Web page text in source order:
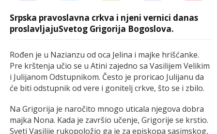
Srpska pravoslavna crkva i njeni vernici danas
proslavljajuSvetog Grigorija Bogoslova.
Rođen je u Nazianzu od oca Jelina i majke hrišćanke.
Pre krštenja učio se u Atini zajedno sa Vasilijem Velikim
i Julijanom Odstupnikom. Često je proricao Julijanu da
će biti odstupnik od vere i gonitelj crkve, što se i zbilo.
Na Grigorija je naročito mnogo uticala njegova dobra
majka Nona. Kada je završio učenje, Grigorije se krstio.
Sveti Vasilije rukopoložio ga je za episkopa sasimskog,